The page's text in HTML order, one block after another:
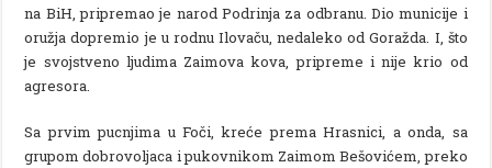
na BiH, pripremao je narod Podrinja za odbranu. Dio municije i
oružja dopremio je u rodnu Ilovaču, nedaleko od Goražda. I, što
je svojstveno ljudima Zaimova kova, pripreme i nije krio od
agresora.
Sa prvim pucnjima u Foči, kreće prema Hrasnici, a onda, sa
grupom dobrovoljaca i pukovnikom Zaimom Bešovićem, preko